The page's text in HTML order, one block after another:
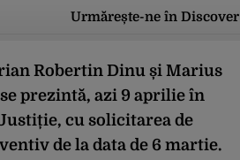
Urmărește-ne în Discover
Robertin Dinu și Marius
prezintă, azi 9 aprilie în
cu solicitarea de
de la data de 6 martie.